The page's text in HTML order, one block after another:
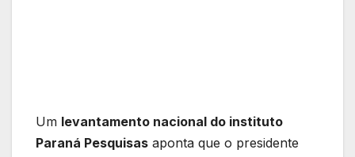
Um levantamento nacional do instituto
Paraná Pesquisas aponta que o presidente